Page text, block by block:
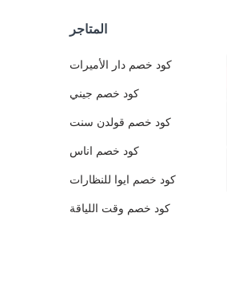
المتاجر
كود خصم دار الأميرات
كود خصم جيني
كود خصم قولدن سنت
كود خصم اناس
كود خصم ايوا للنظارات
كود خصم وقت اللياقة